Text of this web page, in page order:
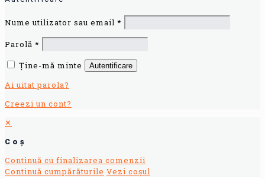
Nume utilizator sau email *
Parolă *
Ține-mă minte
Autentificare
Ai uitat parola?
Creezi un cont?
✕
Coș
Continuă cu finalizarea comenzii
Continuă cumpărăturile Vezi coșul